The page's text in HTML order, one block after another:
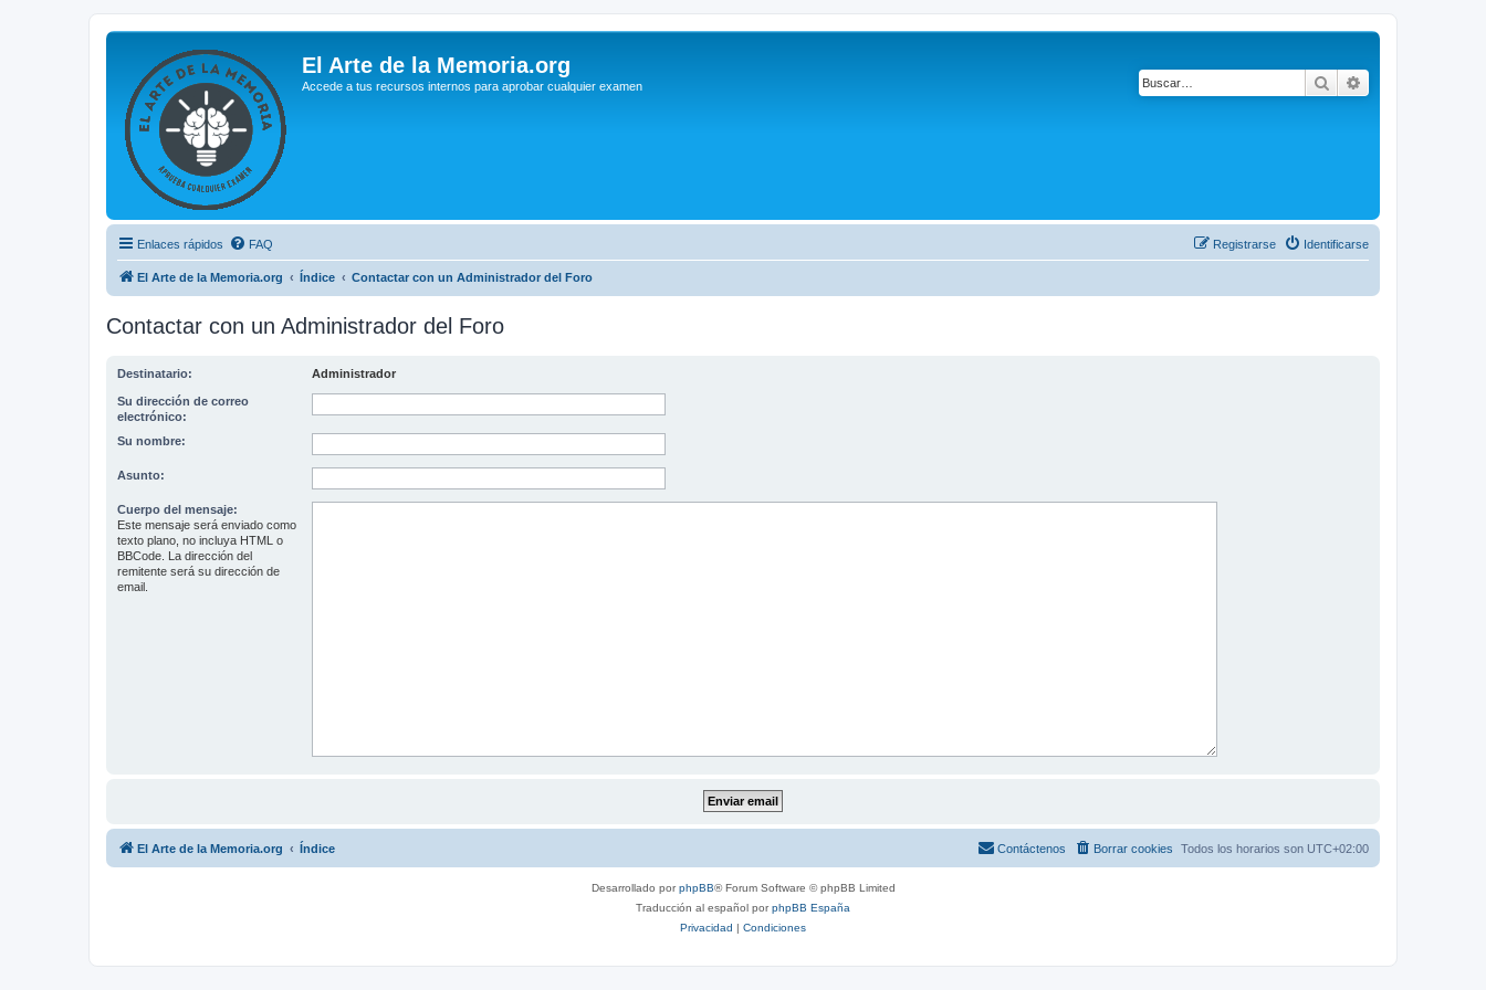
El Arte de la Memoria.org
Accede a tus recursos internos para aprobar cualquier examen Buscar
Enlaces rápidos FAQ Identificarse
Registrarse
El Arte de la Memoria.org Índice Contactar con un Administrador del Foro
Contactar con un Administrador del Foro
Destinatario: Administrador
Su dirección de correo
electrónico:
Su nombre:
Asunto:
Cuerpo del mensaje:
Este mensaje será enviado como
texto plano, no incluya HTML o
BBCode. La dirección del
remitente será su dirección de
email.
El Arte de la Memoria.org Índice Todos los horarios son UTC+02:00
Borrar cookies
Contáctenos
Desarrollado porphpBB® Forum Software © phpBB Limited
Traducción al español porphpBB España
Privacidad | Condiciones